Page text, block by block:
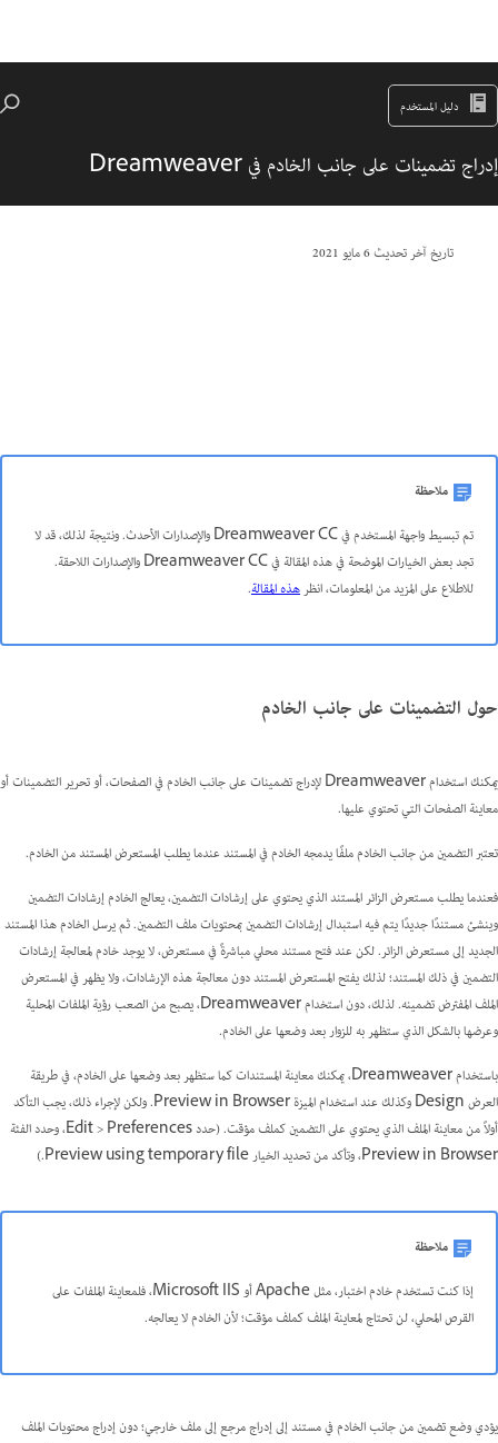
دليل المستخدم
إدراج تضمينات على جانب الخادم في Dreamweaver
تاريخ آخر تحديث6 مايو 2021
ملاحظة
تم تبسيط واجهة المستخدم في Dreamweaver CC والإصدارات الأحدث. ونتيجة لذلك، قد لا
تجد بعض الخيارات الموضحة في هذه المقالة في Dreamweaver CC والإصدارات اللاحقة.
للاطلاع على المزيد من المعلومات، انظرهذه المقالة.
حول التضمينات على جانب الخادم
يمكنك استخدام Dreamweaver لإدراج تضمينات على جانب الخادم في الصفحات، أو تحرير التضمينات أو
معاينة الصفحات التي تحتوي عليها.
تعتبر التضمين من جانب الخادم ملفًا يدمجه الخادم في المستند عندما يطلب المستعرض المستند من الخادم.
فعندما يطلب مستعرض الزائر المستند الذي يحتوي على إرشادات التضمين، يعالج الخادم إرشادات التضمين
وينشئ مستندًا جديدًا يتم فيه استبدال إرشادات التضمين بمحتويات ملف التضمين. ثم يرسل الخادم هذا المستند
الجديد إلى مستعرض الزائر. لكن عند فتح مستند محلي مباشرةً في مستعرض، لا يوجد خادم لمعالجة إرشادات
التضمين في ذلك المستند؛ لذلك يفتح المستعرض المستند دون معالجة هذه الإرشادات، ولا يظهر في المستعرض
الملف المفترض تضمينه. لذلك، دون استخدام Dreamweaver، يصبح من الصعب رؤية الملفات المحلية
وعرضها بالشكل الذي ستظهر به للزوار بعد وضعها على الخادم.
باستخدام Dreamweaver، يمكنك معاينة المستندات كما ستظهر بعد وضعها على الخادم، في طريقة
العرض Design وكذلك عند استخدام الميزة Preview in Browser. ولكن لإجراء ذلك، يجب التأكد
أولاً من معاينة الملف الذي يحتوي على التضمين كملف مؤقت. (حدد Edit > Preferences، وحدد الفئة
Preview in Browser، وتأكد من تحديد الخيار Preview using temporary file.)
ملاحظة
إذا كنت تستخدم خادم اختبار، مثل Apache أو Microsoft IIS، فلمعاينة الملفات على
القرص المحلي، لن تحتاج لمعاينة الملف كملف مؤقت؛ لأن الخادم لا يعالجه.
يؤدي وضع تضمين من جانب الخادم في مستند إلى إدراج مرجع إلى ملف خارجي؛ دون إدراج محتويات الملف